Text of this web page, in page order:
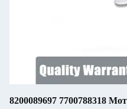
8200089697 7700788318